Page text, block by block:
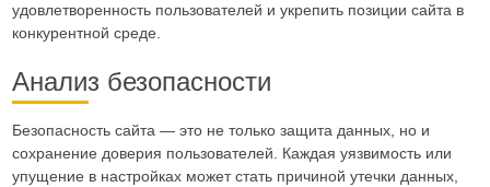
удовлетворенность пользователей и укрепить позиции сайта в
конкурентной среде.
Анализ безопасности
Безопасность сайта — это не только защита данных, но и
сохранение доверия пользователей. Каждая уязвимость или
упущение в настройках может стать причиной утечки данных,